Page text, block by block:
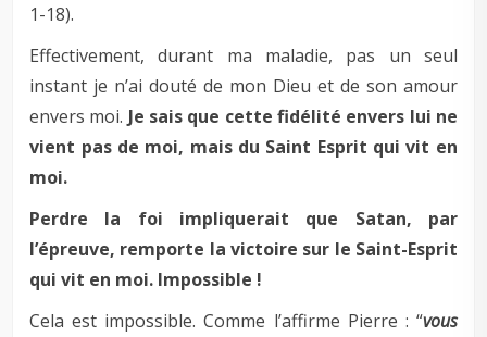
1-18).
Effectivement, durant ma maladie, pas un seul
instant je n’ai douté de mon Dieu et de son amour
envers moi. Je sais que cette fidélité envers lui ne
vient pas de moi, mais du Saint Esprit qui vit en
moi.
Perdre la foi impliquerait que Satan, par
l’épreuve, remporte la victoire sur le Saint-Esprit
qui vit en moi. Impossible !
Cela est impossible. Comme l’affirme Pierre : “vous